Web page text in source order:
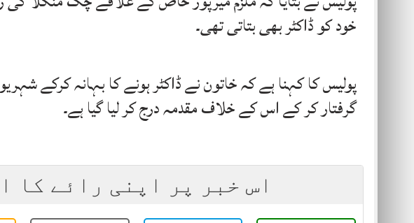
خود کو ڈاکٹر بھی بتاتی تھی۔
پولیس کا کہنا ہے کہ خاتون نے ڈاکٹر ہونے کا بہانہ کرکے
گرفتار کر کے اس کے خلاف مقدمہ درج کر لیا گیا ہے۔
اس خبر پر اپنی رائے کا